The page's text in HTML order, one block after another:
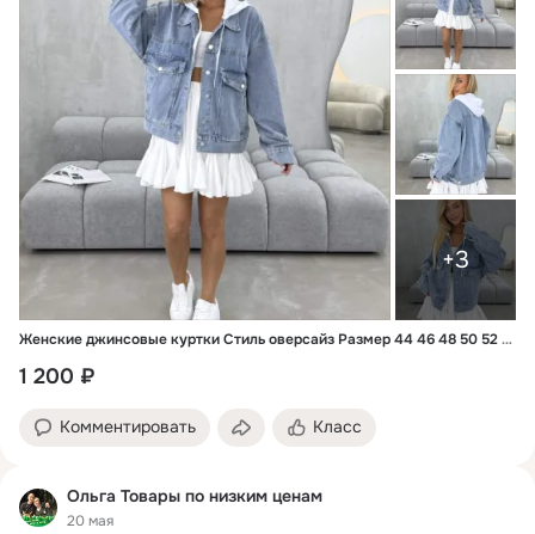
+3
Женские джинсовые куртки Стиль оверсайз Размер 44 46 48 50 52 54 Качество отличное Фабричный Китай Капюшон серый или бе
1 200 ₽
Комментировать Класс
Ольга Товары по низким ценам
20 мая